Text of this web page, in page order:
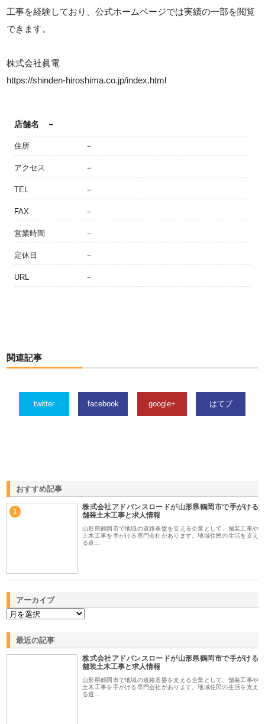
工事を経験しており、公式ホームページでは実績の一部を閲覧
できます。
株式会社眞電
https://shinden-hiroshima.co.jp/index.html
店舗名 －
住所 －
アクセス －
TEL －
FAX －
営業時間 －
定休日 －
URL －
関連記事
twitter facebook google+ はてブ
おすすめ記事
1
株式会社アドバンスロードが山形県鶴岡市で手がける
舗装土木工事と求人情報
山形県鶴岡市で地域の道路基盤を支える企業として、舗装工事や
土木工事を手がける専門会社があります。地域住民の生活を支え
る道…
アーカイブ
最近の記事
株式会社アドバンスロードが山形県鶴岡市で手がける
舗装土木工事と求人情報
山形県鶴岡市で地域の道路基盤を支える企業として、舗装工事や
土木工事を手がける専門会社があります。地域住民の生活を支え
る道…